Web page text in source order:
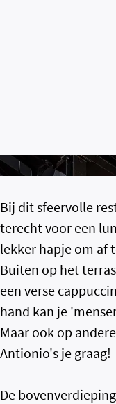
Bij dit sfeervolle
terecht voor een
lekker hapje om af
Buiten op het
een verse
hand kan je
Maar ook op
Antionio's je graag!
De